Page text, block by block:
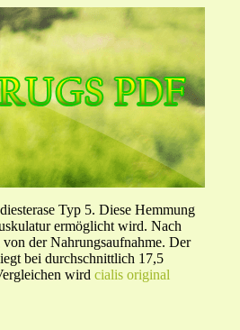
Typ 5. Diese Hemmung
ermöglicht wird. Nach
der Nahrungsaufnahme. Der
bei durchschnittlich 17,5
wird cialis original